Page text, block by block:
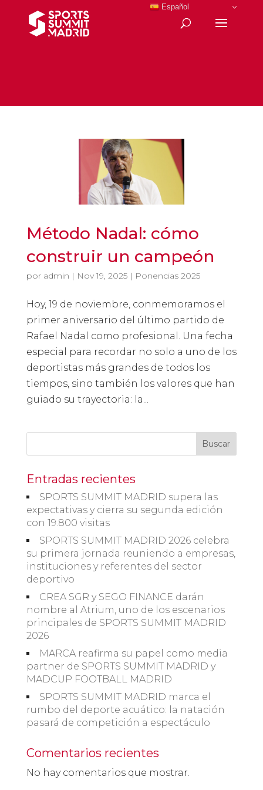
Método Nadal: cómo
construir un campeón
por admin | Nov 19, 2025| Ponencias 2025
Hoy, 19 de noviembre, conmemoramos el
primer aniversario del último partido de
Rafael Nadal como profesional. Una fecha
especial para recordar no solo a uno de los
deportistas más grandes de todos los
tiempos, sino también los valores que han
guiado su trayectoria: la...
Buscar
Entradas recientes
SPORTS SUMMIT MADRID supera las
expectativas y cierra su segunda edición
con 19.800 visitas
SPORTS SUMMIT MADRID 2026 celebra
su primera jornada reuniendo a empresas,
instituciones y referentes del sector
deportivo
CREA SGR y SEGO FINANCE darán
nombre al Atrium, uno de los escenarios
principales de SPORTS SUMMIT MADRID
2026
MARCA reafirma su papel como media
partner de SPORTS SUMMIT MADRID y
MADCUP FOOTBALL MADRID
SPORTS SUMMIT MADRID marca el
rumbo del deporte acuático: la natación
pasará de competición a espectáculo
Comentarios recientes
No hay comentarios que mostrar.
Español